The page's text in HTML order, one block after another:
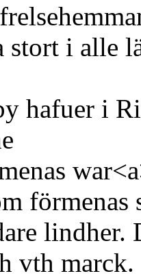
i alle
i
marck.